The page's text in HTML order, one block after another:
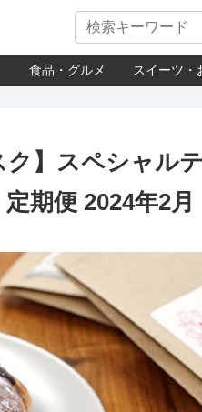
食品・グルメ スイーツ・
ク】スペシャル
期便 2024年2月